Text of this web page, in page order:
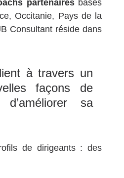
partenaires basés
Occitanie, Pays de la
Consultant réside dans
à travers un
façons de
sa
de dirigeants : des